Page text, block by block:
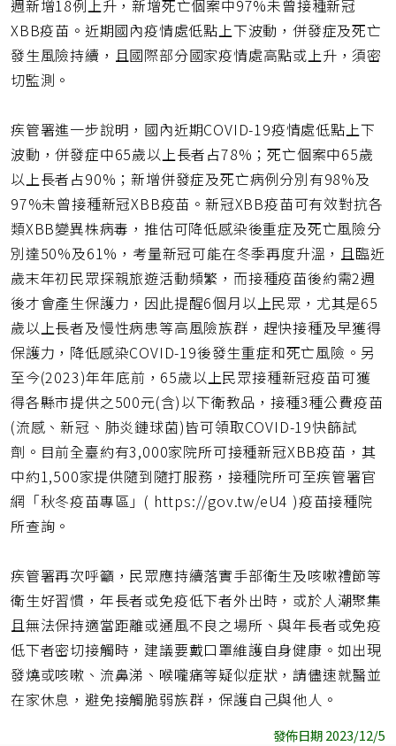
週新增18例上升，新增死亡個案中97%未曾接種新冠
XBB疫苗。近期國內疫情處低點上下波動，併發症及死亡
發生風險持續，且國際部分國家疫情處高點或上升，須密
切監測。
疾管署進一步說明，國內近期COVID-19疫情處低點上下
波動，併發症中65歲以上長者占78%；死亡個案中65歲
以上長者占90%；新增併發症及死亡病例分別有98%及
97%未曾接種新冠XBB疫苗。新冠XBB疫苗可有效對抗各
類XBB變異株病毒，推估可降低感染後重症及死亡風險分
別達50%及61%，考量新冠可能在冬季再度升溫，且臨近
歲末年初民眾探親旅遊活動頻繁，而接種疫苗後約需2週
後才會產生保護力，因此提醒6個月以上民眾，尤其是65
歲以上長者及慢性病患等高風險族群，趕快接種及早獲得
保護力，降低感染COVID-19後發生重症和死亡風險。另
至今(2023)年年底前，65歲以上民眾接種新冠疫苗可獲
得各縣市提供之500元(含)以下衛教品，接種3種公費疫苗
(流感、新冠、肺炎鏈球菌)皆可領取COVID-19快篩試
劑。目前全臺約有3,000家院所可接種新冠XBB疫苗，其
中約1,500家提供隨到隨打服務，接種院所可至疾管署官
網「秋冬疫苗專區」( https://gov.tw/eU4 )疫苗接種院
所查詢。
疾管署再次呼籲，民眾應持續落實手部衛生及咳嗽禮節等
衛生好習慣，年長者或免疫低下者外出時，或於人潮聚集
且無法保持適當距離或通風不良之場所、與年長者或免疫
低下者密切接觸時，建議要戴口罩維護自身健康。如出現
發燒或咳嗽、流鼻涕、喉嚨痛等疑似症狀，請儘速就醫並
在家休息，避免接觸脆弱族群，保護自己與他人。
發佈日期 2023/12/5